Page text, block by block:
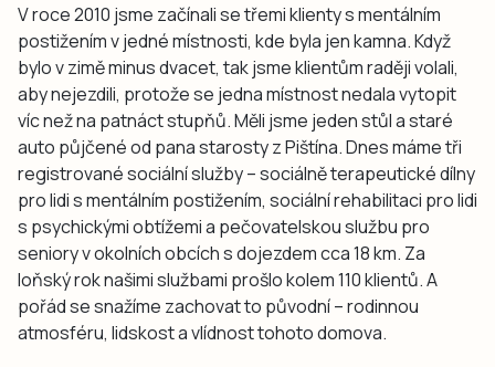
V roce 2010 jsme začínali se třemi klienty s mentálním
postižením v jedné místnosti, kde byla jen kamna. Když
bylo v zimě minus dvacet, tak jsme klientům raději volali,
aby nejezdili, protože se jedna místnost nedala vytopit
víc než na patnáct stupňů. Měli jsme jeden stůl a staré
auto půjčené od pana starosty z Pištína. Dnes máme tři
registrované sociální služby – sociálně terapeutické dílny
pro lidi s mentálním postižením, sociální rehabilitaci pro lidi
s psychickými obtížemi a pečovatelskou službu pro
seniory v okolních obcích s dojezdem cca 18 km. Za
loňský rok našimi službami prošlo kolem 110 klientů. A
pořád se snažíme zachovat to původní – rodinnou
atmosféru, lidskost a vlídnost tohoto domova.